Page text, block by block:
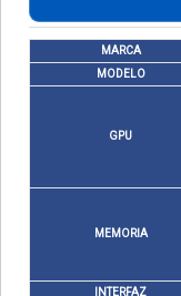
MARCA
MODELO
GPU
MEMORIA
INTERFAZ